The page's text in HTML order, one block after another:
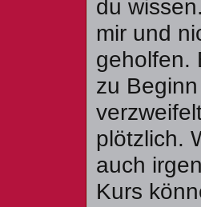
du
mir und
geholfen.
zu
plötzlich.
auch
Kurs